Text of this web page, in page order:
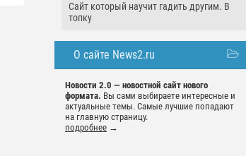
Сайт который научит гадить другим. В
топку
О сайте News2.ru
Новости 2.0 — новостной сайт нового
формата. Вы сами выбираете интересные и
актуальные темы. Самые лучшие попадают
на главную страницу.
подробнее →